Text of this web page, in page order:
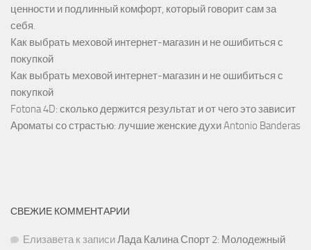
ценности и подлинный комфорт, который говорит сам за
себя.
Как выбрать меховой интернет-магазин и не ошибиться с
покупкой
Как выбрать меховой интернет-магазин и не ошибиться с
покупкой
Fotona 4D: сколько держится результат и от чего это зависит
Ароматы со страстью: лучшие женские духи Antonio Banderas
СВЕЖИЕ КОММЕНТАРИИ
Елизаветак записиЛада Калина Спорт 2: Молодежный